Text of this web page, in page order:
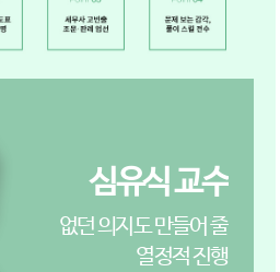
심유식 교수
없던 의지도 만들어 줄
열정적 진행